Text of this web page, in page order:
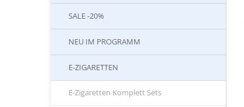
SALE -20%
NEU IM PROGRAMM
E-ZIGARETTEN
E-Zigaretten Komplett Sets